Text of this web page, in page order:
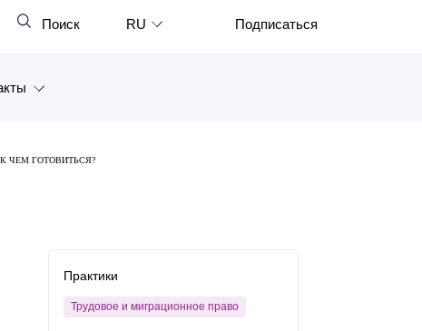
Закрыть
Поиск RU
日本語
Подписаться
ЧЕМ ГОТОВИТЬСЯ?
Практики
Трудовое и миграционное право